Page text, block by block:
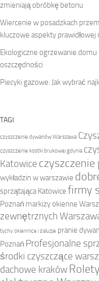
zmieniają obróbkę betonu
Wiercenie w posadzkach
kluczowe aspekty prawidłowej
Ekologiczne ogrzewanie
oszczędności
Piecyki gazowe: Jak wybrać
TAGI
czyszczenie dywanów Warszawa
czyszczenie kostki brukowej gdynia
Katowice czyszczenie
wykładzin w warszawie
sprzątająca Katowice firmy
Poznań markizy okienne
zewnętrznych
tychy okiennice i żaluzje pranie
Poznań Profesjonalne
środki czyszczące
dachowe kraków